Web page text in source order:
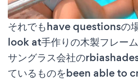
それでもhave questionsの
look at手作りの木製フレー
サングラス会社の
ているものをbeen able to